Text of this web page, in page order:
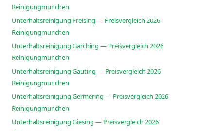
Reinigungmunchen
Unterhaltsreinigung Freising — Preisvergleich 2026
Reinigungmunchen
Unterhaltsreinigung Garching — Preisvergleich 2026
Reinigungmunchen
Unterhaltsreinigung Gauting — Preisvergleich 2026
Reinigungmunchen
Unterhaltsreinigung Germering — Preisvergleich 2026
Reinigungmunchen
Unterhaltsreinigung Giesing — Preisvergleich 2026